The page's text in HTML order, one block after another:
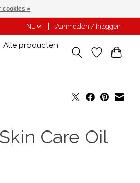
NL Aanmelden / Inloggen
Alle producten
Care Oil
cookies »